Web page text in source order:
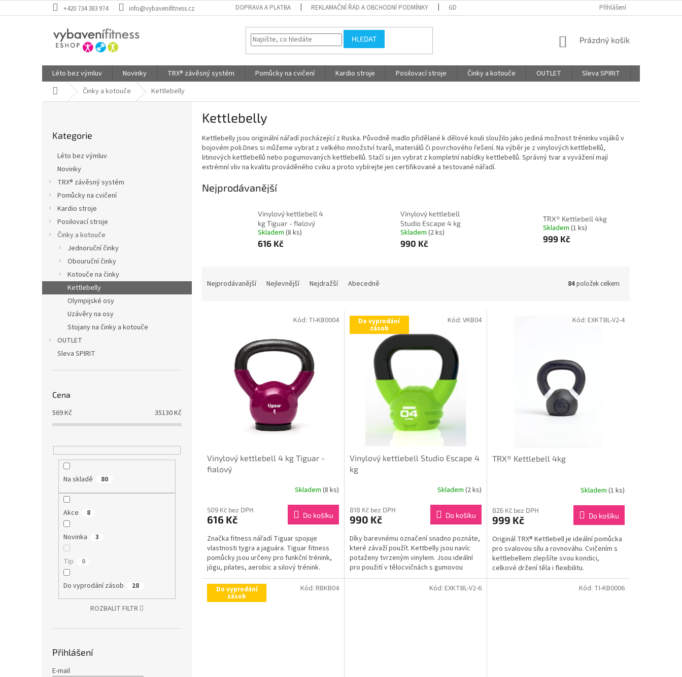
na
+420 734 383 974 info@vybavenifitness.cz DOPRAVA A PLATBA REKLAMAČNÍ ŘÁD A OBCHODNÍ PODMÍNKY GDPR - PODMÍNKY OCHRANY OSOBNÍCH ÚDAJŮ AFFILIATE PROGRAM
Přihlášení
HLEDAT
NÁKUPNÍ
Prázdný košík
Léto bez výmluv Novinky TRX® závěsný systém Pomůcky na cvičení Kardio stroje Posilovací stroje Činky a kotouče OUTLET Sleva SPIRIT
Domů Činky a kotouče Kettlebelly
kategorie
Kategorie
Léto bez výmluv
Novinky
TRX® závěsný systém
Pomůcky na cvičení
Kardio stroje
Posilovací stroje
Činky a kotouče
Jednoruční činky
Obouruční činky
Kotouče na činky
Kettlebelly
Olympijské osy
Uzávěry na osy
Stojany na činky a kotouče
OUTLET
Sleva SPIRIT
Cena
569Kč 35130Kč
Na skladě 80
Akce 8
Novinka 3
Tip 0
Do vyprodání zásob 28
ROZBALIT FILTR
Přihlášení
E-mail
Kettlebelly
Kettlebelly jsou originální nářadí pocházející z Ruska. Původně madlo přidělané k dělové kouli sloužilo jako jediná možnost tréninku vojáků v
bojovém poli.Dnes si můžeme vybrat z velkého množství tvarů, materiálů či povrchového řešení. Na výběr je z vinylových kettlebellů,
litinových kettlebellů nebo pogumovaných kettlebellů. Stačí si jen vybrat z kompletní nabídky kettlebellů. Správný tvar a vyvážení mají
extrémní vliv na kvalitu prováděného cviku a proto vybírejte jen certifikované a testované nářadí.
Nejprodávanější
Vinylový kettlebell 4
kg Tiguar - fialový
Skladem (8 ks)
616 Kč
Vinylový kettlebell
Studio Escape 4 kg
Skladem (2 ks)
990 Kč
TRX® Kettlebell 4kg
Skladem (1 ks)
999 Kč
Nejprodávanější Nejlevnější Nejdražší Abecedně 84položek celkem
Vinylový kettlebell 4 kg Tiguar -
fialový
Skladem (8 ks)
509 Kč bez DPH
616 Kč Do košíku
Značka fitness nářadí Tiguar spojuje
vlastnosti tygra a jaguára. Tiguar fitness
pomůcky jsou určeny pro funkční trénink,
jógu, pilates, aerobic a silový trénink.
Kód: TI-KB0004 Do vyprodání
zásob
Vinylový kettlebell Studio Escape 4
kg
Skladem (2 ks)
818 Kč bez DPH
990 Kč Do košíku
Díky barevnému označení snadno poznáte,
které závaží použít. Kettbelly jsou navíc
potaženy tvrzeným vinylem. Jsou ideální
pro použití v tělocvičnách s gumovou
podlahou.
Kód: VKB04
TRX® Kettlebell 4kg
Skladem (1 ks)
826 Kč bez DPH
999 Kč Do košíku
Originál TRX® Kettlebell je ideální pomůcka
pro svalovou sílu a rovnováhu. Cvičením s
kettlebellem zlepšíte svou kondici,
celkové držení těla i flexibilitu.
Kód: EXKTBL-V2-4
Do vyprodání
zásob
Kód: RBKB04 Kód: EXKTBL-V2-6 Kód: TI-KB0006